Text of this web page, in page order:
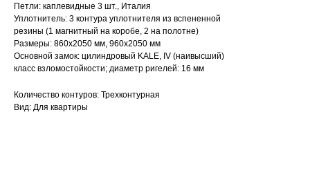
Петли: каплевидные 3 шт., Италия
Уплотнитель: 3 контура уплотнителя из вспененной
резины (1 магнитный на коробе, 2 на полотне)
Размеры: 860х2050 мм, 960х2050 мм
Основной замок: цилиндровый KALE, IV (наивысший)
класс взломостойкости; диаметр ригелей: 16 мм
Количество контуров: Трехконтурная
Вид: Для квартиры